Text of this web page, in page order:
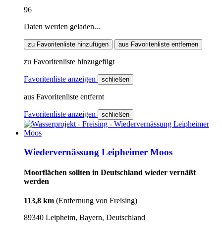
96
Daten werden geladen...
zu Favoritenliste hinzufügen aus Favoritenliste entfernen
zu Favoritenliste hinzugefügt
Favoritenliste anzeigen schließen
aus Favoritenliste entfernt
Favoritenliste anzeigen schließen
Wiedervernässung Leipheimer Moos
Moorflächen sollten in Deutschland wieder vernäßt
werden
113,8 km (Entfernung von Freising)
89340 Leipheim, Bayern, Deutschland